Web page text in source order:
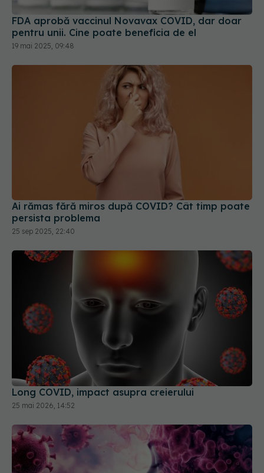
19 mai 2025, 09:48
Ai rămas fără miros după COVID? Cât timp poate
persista problema
Long COVID, impact asupra creierului
25 mai 2026, 14:52